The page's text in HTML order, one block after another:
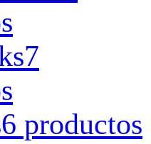
7
6 productos